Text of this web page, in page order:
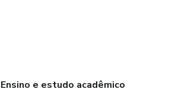
Ensino e estudo acadêmico